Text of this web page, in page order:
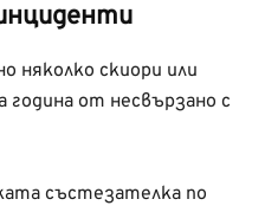
няколко скиори или
година от несвързано с
състезателка по